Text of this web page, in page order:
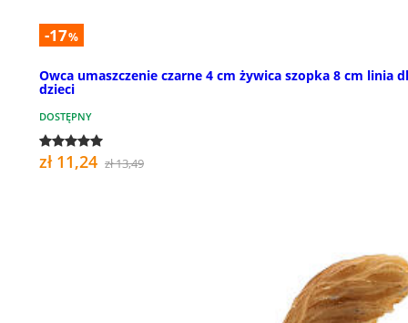
-17%
Owca umaszczenie czarne 4 cm żywica szopka 8 cm linia
dzieci
DOSTĘPNY
zł 11,24 zł 13,49